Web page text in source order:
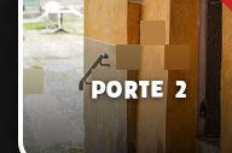
Porte 2